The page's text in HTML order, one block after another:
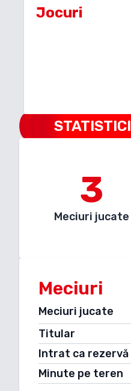
Jocuri
3
Meciuri jucate
Meciuri
Meciuri jucate
Titular
Intrat ca rezervă
Minute pe teren